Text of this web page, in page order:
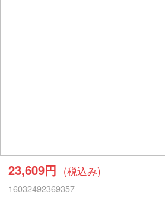
23,609円 (税込み)
16032492369357